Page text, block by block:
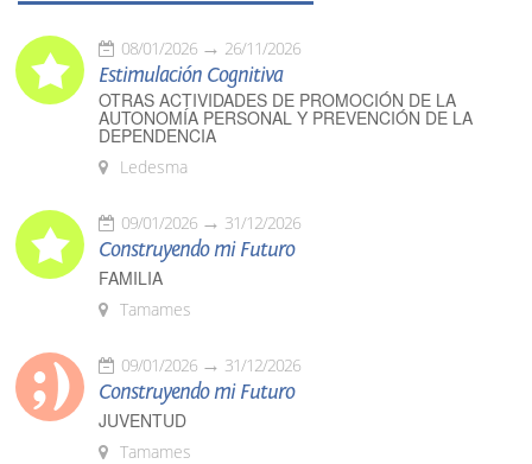
08/01/2026 26/11/2026
Estimulación Cognitiva
OTRAS ACTIVIDADES DE PROMOCIÓN DE LA
AUTONOMÍA PERSONAL Y PREVENCIÓN DE LA
DEPENDENCIA
Ledesma
09/01/2026 31/12/2026
Construyendo mi Futuro
FAMILIA
Tamames
09/01/2026 31/12/2026
Construyendo mi Futuro
JUVENTUD
Tamames